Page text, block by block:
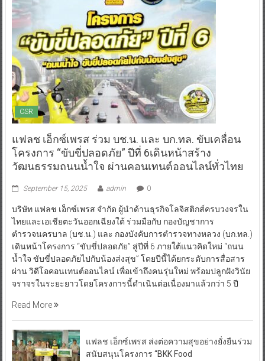
CSR
แฟลช เอ็กซ์เพรส ร่วม บช.น. และ บก.ทล. ขับเคลื่อน
โครงการ “ขับขี่ปลอดภัย” ปีที่ 6เดินหน้าสร้าง
วัฒนธรรมถนนน้ำใจ ผ่านคอนเทนต์ออนไลน์ทั่วไทย
September 15, 2025 admin 0
บริษัท แฟลช เอ็กซ์เพรส จำกัด ผู้นำด้านธุรกิจโลจิสติกส์ครบวงจรใน
ไทยและเอเชียตะวันออกเฉียงใต้ ร่วมมือกับ กองบัญชาการ
ตำรวจนครบาล (บช.น.) และ กองบังคับการตำรวจทางหลวง (บก.ทล.)
เดินหน้าโครงการ “ขับขี่ปลอดภัย” สู่ปีที่ 6 ภายใต้แนวคิดใหม่ “ถนน
น้ำใจ ขับขี่ปลอดภัยไปกับน้องส่งสุข” โดยปีนี้ได้ยกระดับการสื่อสาร
ผ่าน วิดีโอคอนเทนต์ออนไลน์ เพื่อเข้าถึงคนรุ่นใหม่ พร้อมปลูกฝังวินัย
จราจรในระยะยาวโดยโครงการนี้ดำเนินต่อเนื่องมาแล้วกว่า 5 ปี
Read More
แฟลช เอ็กซ์เพรส ส่งต่อความสุขอย่างยั่งยืนร่วม
สนับสนุนโครงการ “BKK Food